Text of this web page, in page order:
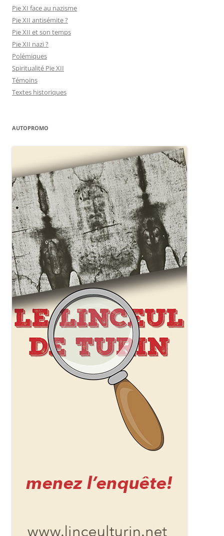
Pie XI face au nazisme
Pie XII antisémite ?
Pie XII et son temps
Pie XII nazi ?
Polémiques
Spiritualité Pie XII
Témoins
Textes historiques
AUTOPROMO